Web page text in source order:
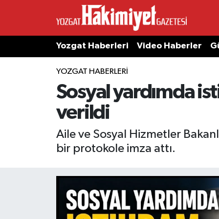
Yozgat Haberleri Video Haberler
YOZGAT HABERLERI
Sosyal yardımda
verildi
Aile ve Sosyal Hizmetler
bir protokole imza attı.